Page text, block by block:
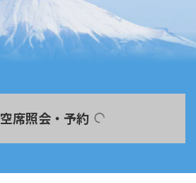
空席照会・予約